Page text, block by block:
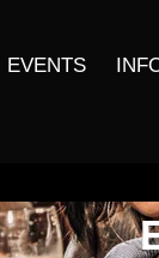
EVENTS